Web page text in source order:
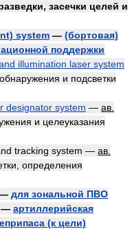
засечки целей и
system — (бортовая)
поддержки
illumination laser system
и подсветки
designator system — ав.
и целеуказания
tracking system — ав.
определения
для зональной ПВО
— артиллерийская
(к цели)